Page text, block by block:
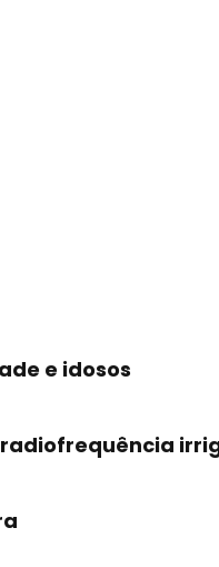
e idosos
radiofrequência